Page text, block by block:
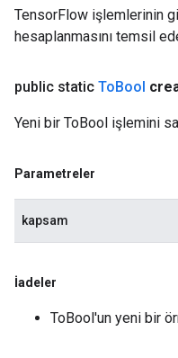
TensorFlow işlemlerinin
hesaplanmasını temsil
public static ToBool
Yeni bir ToBool işlemini
Parametreler
kapsam
İadeler
ToBool'un yeni bir